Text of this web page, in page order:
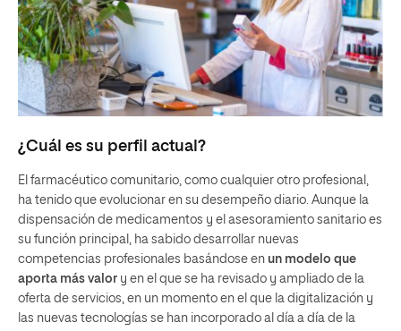
¿Cuál es su perfil actual?
El farmacéutico comunitario, como cualquier otro profesional,
ha tenido que evolucionar en su desempeño diario. Aunque la
dispensación de medicamentos y el asesoramiento sanitario es
su función principal, ha sabido desarrollar nuevas
competencias profesionales basándose en un modelo que
aporta más valor y en el que se ha revisado y ampliado de la
oferta de servicios, en un momento en el que la digitalización y
las nuevas tecnologías se han incorporado al día a día de la